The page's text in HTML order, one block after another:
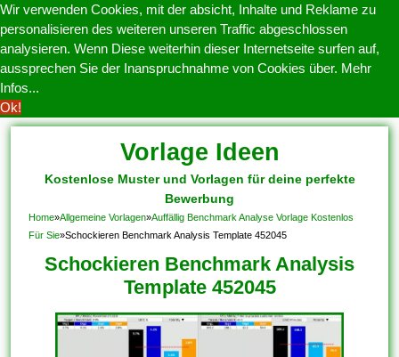
Wir verwenden Cookies, mit der absicht, Inhalte und Reklame zu
personalisieren des weiteren unseren Traffic abgeschlossen
analysieren. Wenn Diese weiterhin dieser Internetseite surfen auf,
aussprechen Sie der Inanspruchnahme von Cookies über. Mehr
Infos...
Ok!
Vorlage Ideen
Kostenlose Muster und Vorlagen für deine perfekte
Bewerbung
Home»Allgemeine Vorlagen»Auffällig Benchmark Analyse Vorlage Kostenlos
Für Sie»Schockieren Benchmark Analysis Template 452045
Schockieren Benchmark Analysis
Template 452045